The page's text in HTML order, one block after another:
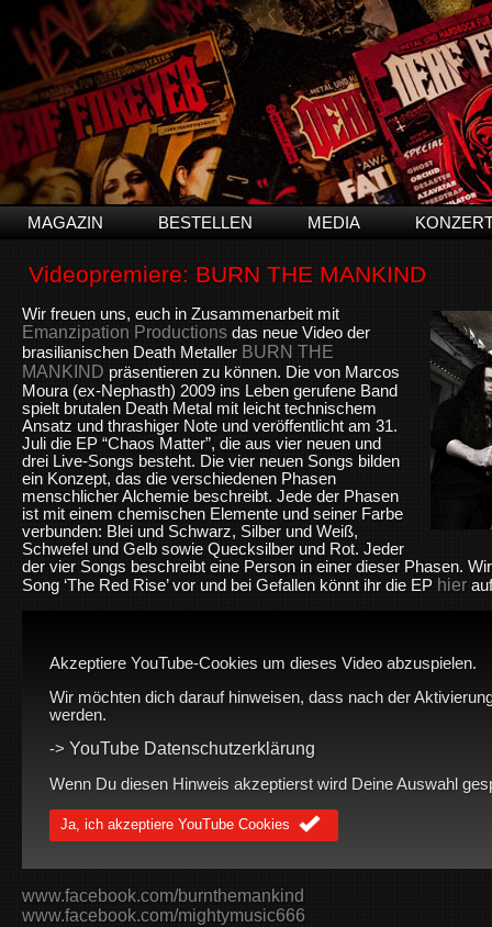
MAGAZIN BESTELLEN MEDIA
Videopremiere: BURN THE MANKIND
Wir freuen uns, euch in Zusammenarbeit mit
Emanzipation Productions das neue Video der
brasilianischen Death Metaller BURN THE
MANKIND präsentieren zu können. Die von Marcos
Moura (ex-Nephasth) 2009 ins Leben gerufene Band
spielt brutalen Death Metal mit leicht technischem
Ansatz und thrashiger Note und veröffentlicht am 31.
Juli die EP “Chaos Matter”, die aus vier neuen und
drei Live-Songs besteht. Die vier neuen Songs bilden
ein Konzept, das die verschiedenen Phasen
menschlicher Alchemie beschreibt. Jede der Phasen
ist mit einem chemischen Elemente und seiner Farbe
verbunden: Blei und Schwarz, Silber und Weiß,
Schwefel und Gelb sowie Quecksilber und Rot. Jeder
der vier Songs beschreibt eine Person in einer dieser Phasen.
Song ‘The Red Rise’ vor und bei Gefallen könnt ihr die EP hier
Akzeptiere YouTube-Cookies um dieses Video abzuspielen.
Wir möchten dich darauf hinweisen, dass nach der
werden.
-> YouTube Datenschutzerklärung
Wenn Du diesen Hinweis akzeptierst wird Deine Auswahl
Ja, ich akzeptiere YouTube Cookies
www.facebook.com/burnthemankind
www.facebook.com/mightymusic666